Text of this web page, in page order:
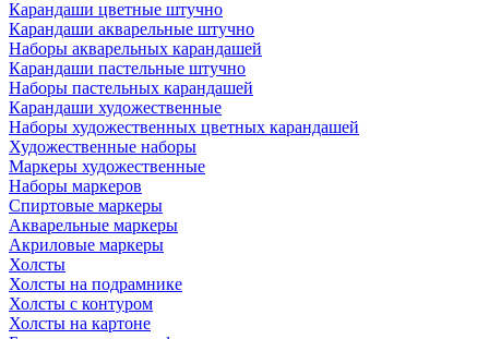
Карандаши цветные штучно
Карандаши акварельные штучно
Наборы акварельных карандашей
Карандаши пастельные штучно
Наборы пастельных карандашей
Карандаши художественные
Наборы художественных цветных карандашей
Художественные наборы
Маркеры художественные
Наборы маркеров
Спиртовые маркеры
Акварельные маркеры
Акриловые маркеры
Холсты
Холсты на подрамнике
Холсты с контуром
Холсты на картоне